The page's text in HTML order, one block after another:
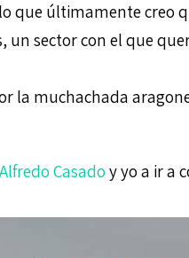
que últimamente creo
un sector con el que
la muchachada
Alfredo Casado y yo a ir a